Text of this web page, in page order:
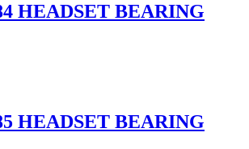
HEADSET BEARING
HEADSET BEARING